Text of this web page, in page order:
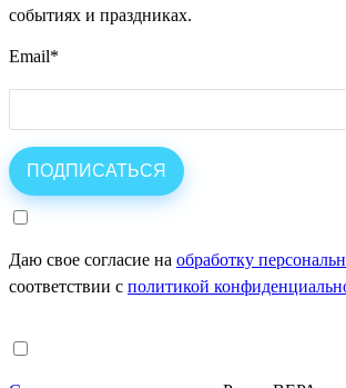
событиях и праздниках.
Email*
Даю свое согласие на обработку
соответствии с политикой